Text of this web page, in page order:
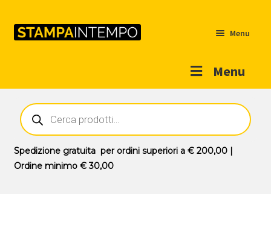
Menu
Menu
Outlet
Prodotti
Novità
Ricerca
prodotti
Spedizione gratuitaper ordini superiori a € 200,00|
Ordine minimo € 30,00